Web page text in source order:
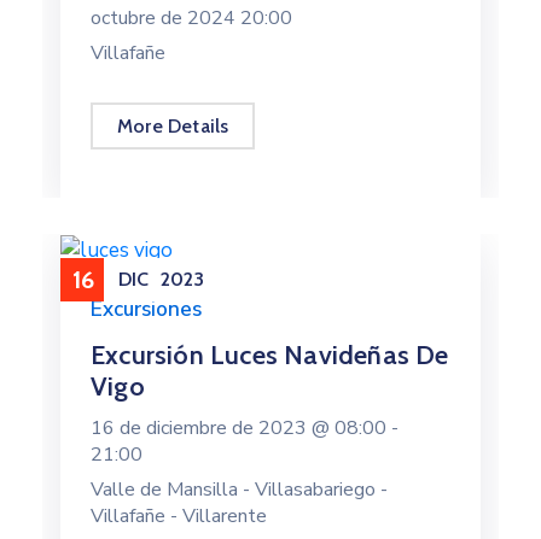
octubre de 2024 20:00
Villafañe
More Details
16 DIC 2023
Excursiones
Excursión Luces Navideñas De
Vigo
16 de diciembre de 2023 @ 08:00 -
21:00
Valle de Mansilla - Villasabariego -
Villafañe - Villarente